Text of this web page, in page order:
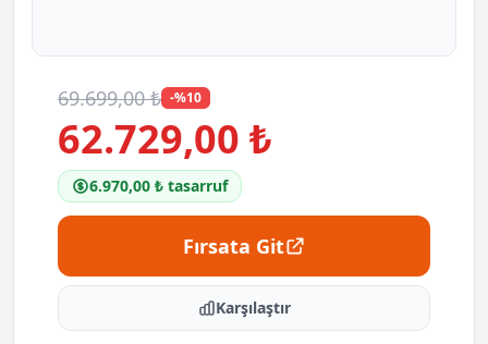
69.699,00 ₺ -%10
62.729,00 ₺
6.970,00 ₺ tasarruf
Fırsata Git
Karşılaştır